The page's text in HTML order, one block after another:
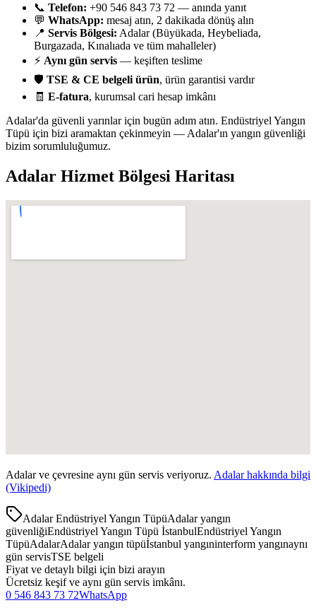
📞 Telefon: +90 546 843 73 72 — anında yanıt
💬 WhatsApp: mesaj atın, 2 dakikada dönüş alın
📍 Servis Bölgesi: Adalar (Büyükada, Heybeliada,
Burgazada, Kınalıada ve tüm mahalleler)
⚡ Aynı gün servis — keşiften teslime
🛡️ TSE & CE belgeli ürün, ürün garantisi vardır
🧾 E-fatura, kurumsal cari hesap imkânı
Adalar'da güvenli yarınlar için bugün adım atın. Endüstriyel Yangın
Tüpü için bizi aramaktan çekinmeyin — Adalar'ın yangın güvenliği
bizim sorumluluğumuz.
Adalar Hizmet Bölgesi Haritası
Adalarve çevresine aynı gün servis veriyoruz. Adalarhakkında bilgi
(Vikipedi)
Adalar Endüstriyel Yangın TüpüAdalar yangın
güvenliğiEndüstriyel Yangın Tüpü İstanbulEndüstriyel Yangın
TüpüAdalarAdalar yangın tüpüİstanbul yangıninterform yangınaynı
gün servisTSE belgeli
Fiyat ve detaylı bilgi için bizi arayın
Ücretsiz keşif ve aynı gün servis imkânı.
0 546 843 73 72WhatsApp